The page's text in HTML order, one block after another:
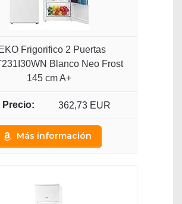
Frigorifico 2 Puertas
Blanco Neo Frost
145 cm A+
362,73 EUR
Más información